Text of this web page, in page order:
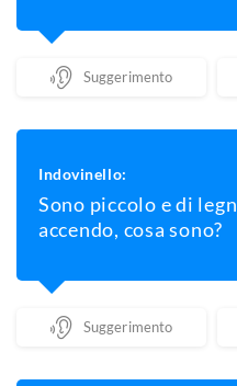
Mostra Un Suggerimento
Indovinello:
Sono piccolo e di
accendo, cosa sono?
Mostra Un Suggerimento